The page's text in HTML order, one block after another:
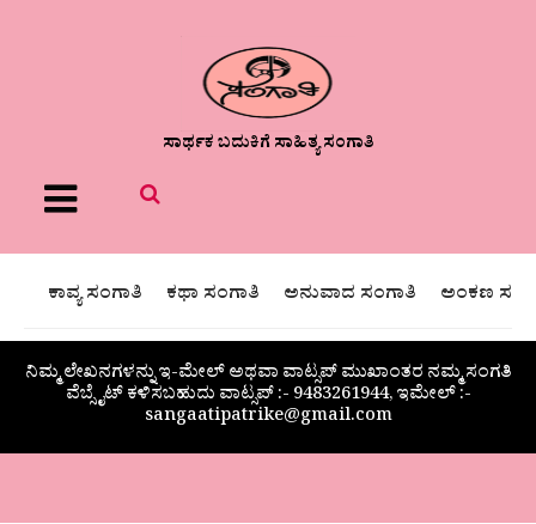
ಸಾರ್ಥಕ ಬದುಕಿಗೆ ಸಾಹಿತ್ಯ ಸಂಗಾತಿ
Menu
ಕಾವ್ಯ ಸಂಗಾತಿ ಕಥಾ ಸಂಗಾತಿ ಅನುವಾದ ಸಂಗಾತಿ ಅಂಕಣ
ನಿಮ್ಮ ಲೇಖನಗಳನ್ನು ಇ-ಮೇಲ್ ಅಥವಾ ವಾಟ್ಸಪ್ ಮುಖಾಂತರ ನಮ್ಮ ಸಂಗತಿ
ವೆಬ್ಸೈಟ್ ಕಳಿಸಬಹುದು ವಾಟ್ಸಪ್‌ :- 9483261944, ಇಮೇಲ್ :-
sangaatipatrike@gmail.com